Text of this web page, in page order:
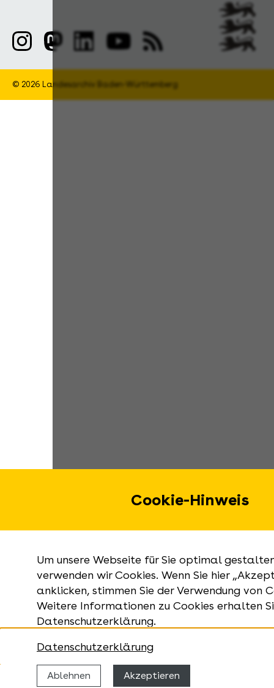
Cookie-Hinweis
Um unsere Webseite für Sie optimal
verwenden wir Cookies. Wenn Sie hier
anklicken, stimmen Sie der Verwendung von
Weitere Informationen zu Cookies erhalten
Datenschutzerklärung.
Datenschutzerklärung
Ablehnen Akzeptieren
© 2026 Landesarchiv Baden-Württemberg